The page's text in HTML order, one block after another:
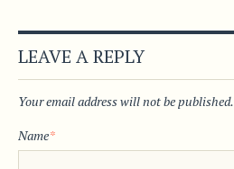
LEAVE A REPLY
Your email address will not be published.
Name*